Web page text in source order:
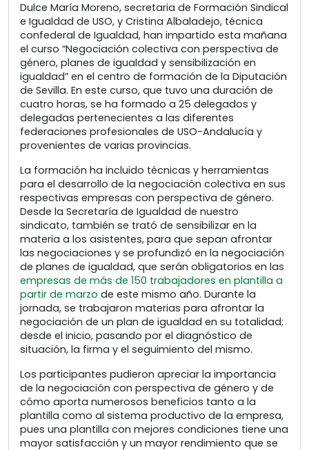
Dulce María Moreno, secretaria de Formación Sindical
e Igualdad de USO, y Cristina Albaladejo, técnica
confederal de Igualdad, han impartido esta mañana
el curso “Negociación colectiva con perspectiva de
género, planes de igualdad y sensibilización en
igualdad” en el centro de formación de la Diputación
de Sevilla. En este curso, que tuvo una duración de
cuatro horas, se ha formado a 25 delegados y
delegadas pertenecientes a las diferentes
federaciones profesionales de USO-Andalucía y
provenientes de varias provincias.
La formación ha incluido técnicas y herramientas
para el desarrollo de la negociación colectiva en sus
respectivas empresas con perspectiva de género.
Desde la Secretaría de Igualdad de nuestro
sindicato, también se trató de sensibilizar en la
materia a los asistentes, para que sepan afrontar
las negociaciones y se profundizó en la negociación
de planes de igualdad, que serán obligatorios en las
empresas de más de 150 trabajadores en plantilla a
partir de marzo de este mismo año. Durante la
jornada, se trabajaron materias para afrontar la
negociación de un plan de igualdad en su totalidad;
desde el inicio, pasando por el diagnóstico de
situación, la firma y el seguimiento del mismo.
Los participantes pudieron apreciar la importancia
de la negociación con perspectiva de género y de
cómo aporta numerosos beneficios tanto a la
plantilla como al sistema productivo de la empresa,
pues una plantilla con mejores condiciones tiene una
mayor satisfacción y un mayor rendimiento que se